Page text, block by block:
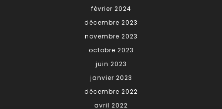
février 2024
décembre 2023
novembre 2023
octobre 2023
juin 2023
janvier 2023
décembre 2022
avril 2022